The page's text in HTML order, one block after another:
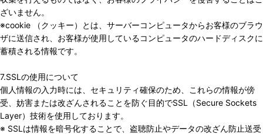
ざいません。
※cookie （クッキー）とは、サーバーコンピュータからお客様のブラウ
ザに送信され、お客様が使用しているコンピュータのハードディスクに
蓄積される情報です。
7.SSLの使用について
個人情報の入力時には、セキュリティ確保のため、これらの情報が傍
受、妨害または改ざんされることを防ぐ目的でSSL（Secure Sockets
Layer）技術を使用しております。
※ SSLは情報を暗号化することで、盗聴防止やデータの改ざん防止送受